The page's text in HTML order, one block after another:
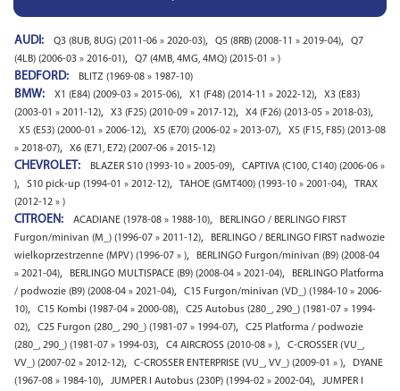
AUDI: Q3 (8UB, 8UG) (2011-06 » 2020-03), Q5 (8RB) (2008-11 » 2019-04),
Q7
(4LB) (2006-03 » 2016-01), Q7 (4MB, 4MG, 4MQ) (2015-01 » )
BEDFORD: BLITZ (1969-08 » 1987-10)
BMW: X1 (E84) (2009-03 » 2015-06), X1 (F48) (2014-11 » 2022-12),
X3 (E83)
(2003-01 » 2011-12), X3 (F25) (2010-09 » 2017-12), X4 (F26) (2013-05 » 2018-03),
X5 (E53) (2000-01 » 2006-12), X5 (E70) (2006-02 » 2013-07),
X5 (F15, F85) (2013-08
» 2018-07), X6 (E71, E72) (2007-06 » 2015-12)
CHEVROLET: BLAZER S10 (1993-10 » 2005-09),
CAPTIVA (C100, C140) (2006-06 »
), S10 pick-up (1994-01 » 2012-12), TAHOE (GMT400) (1993-10 » 2001-04),
TRAX
(2012-12 » )
CITROEN: ACADIANE (1978-08 » 1988-10),
BERLINGO / BERLINGO FIRST
Furgon/minivan (M_) (1996-07 » 2011-12),
BERLINGO / BERLINGO FIRST nadwozie
wielkoprzestrzenne (MPV) (1996-07 » ),
BERLINGO Furgon/minivan (B9) (2008-04
» 2021-04), BERLINGO MULTISPACE (B9) (2008-04 » 2021-04),
BERLINGO Platforma
/ podwozie (B9) (2008-04 » 2021-04),
C15 Furgon/minivan (VD_) (1984-10 » 2006-
10), C15 Kombi (1987-04 » 2000-08),
C25 Autobus (280_, 290_) (1981-07 » 1994-
02), C25 Furgon (280_, 290_) (1981-07 » 1994-07),
C25 Platforma / podwozie
(280_, 290_) (1981-07 » 1994-03), C4 AIRCROSS (2010-08 » ),
C-CROSSER (VU_,
VV_) (2007-02 » 2012-12), C-CROSSER ENTERPRISE (VU_, VV_) (2009-01 » ),
DYANE
(1967-08 » 1984-10), JUMPER I Autobus (230P) (1994-02 » 2002-04),
JUMPER I